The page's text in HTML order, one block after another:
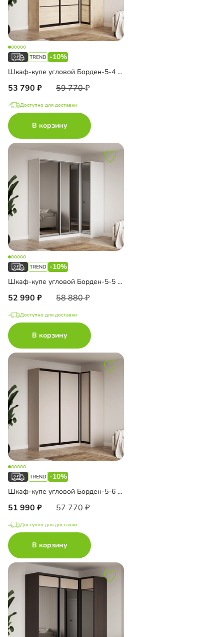
-10%
Шкаф-купе угловой Борден-5-4 1100
53 790 59 770
Доступно для доставки
В корзину
-10%
Шкаф-купе угловой Борден-5-5 1100
52 990 58 880
Доступно для доставки
В корзину
-10%
Шкаф-купе угловой Борден-5-6 1100
51 990 57 770
Доступно для доставки
В корзину